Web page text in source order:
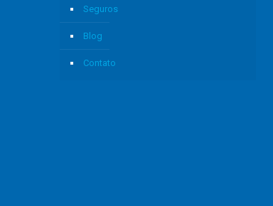
Seguros
Blog
Contato